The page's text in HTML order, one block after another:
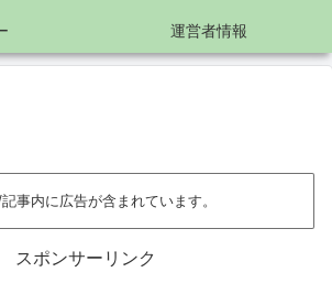
運営者情報
事内に広告が含まれています。
スポンサーリンク